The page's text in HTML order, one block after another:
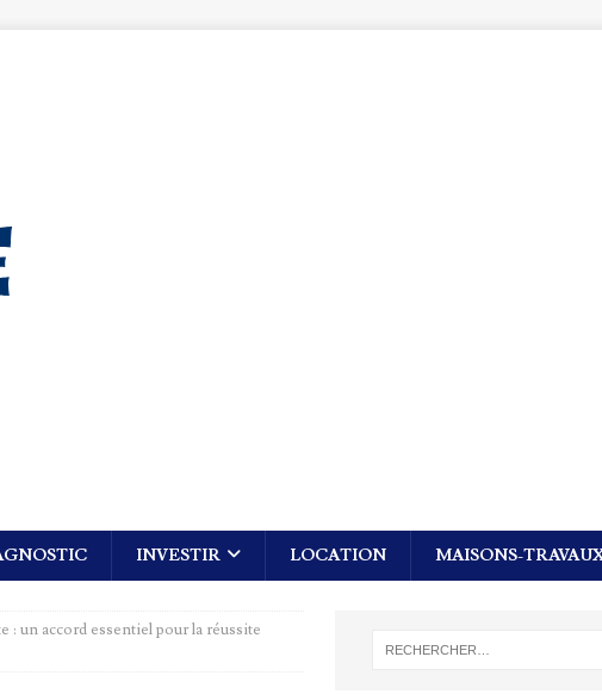
INVESTIR LOCATION MAISONS-
: un accord essentiel pour la réussite